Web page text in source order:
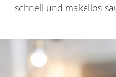
schnell und makellos